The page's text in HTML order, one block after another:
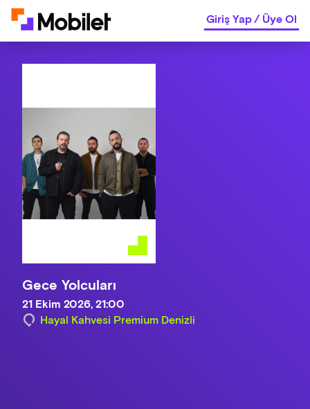
Giriş Yap/Üye Ol
Gece Yolcuları
21 Ekim 2026, 21:00
Hayal Kahvesi Premium Denizli